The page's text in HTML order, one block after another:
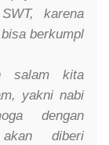
karena
berkumpl
salam kita
yakni nabi
dengan
diberi